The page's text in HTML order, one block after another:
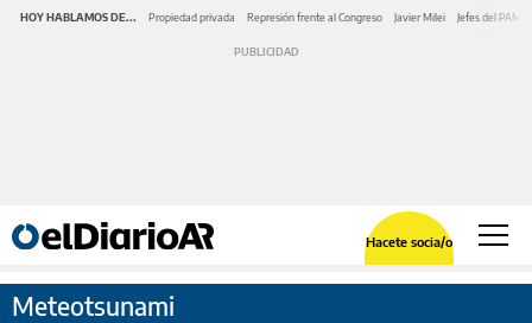
HOY HABLAMOS DE... Propiedad privada Represión frente al Congreso Javier Milei Jefes del PAMI
Hacete socia/o
Meteotsunami